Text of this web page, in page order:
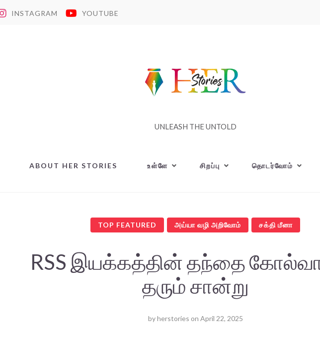
INSTAGRAM YOUTUBE
UNLEASH THE UNTOLD
ABOUT HER STORIES உள்ளே சிறப்பு தொடர்வோம்
TOP FEATURED அய்யா வழி அறிவோம் சக்தி மீனா
RSS இயக்கத்தின் தந்தை
தரும் சான்று
byherstories on April 22, 2025